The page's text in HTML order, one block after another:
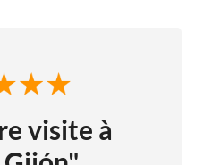
visite à